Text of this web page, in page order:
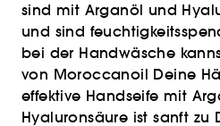
sind mit Arganöl und
und sind
bei der Handwäsche
von Moroccanoil Deine
effektive Handseife mit
Hyaluronsäure ist sanft zu